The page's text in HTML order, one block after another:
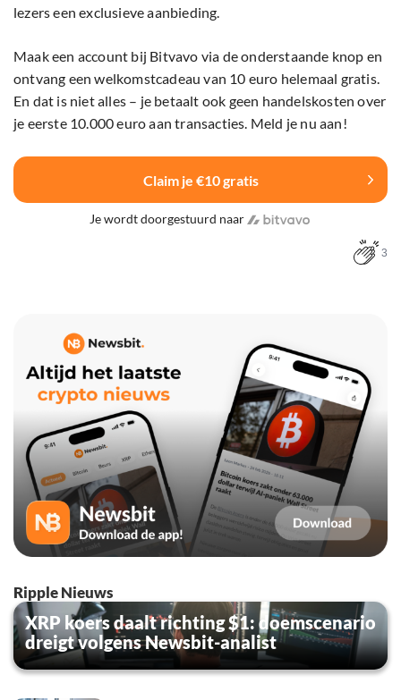
lezers een exclusieve aanbieding.
Maak een account bij Bitvavo via de onderstaande knop en
ontvang een welkomstcadeau van 10 euro helemaal gratis.
En dat is niet alles – je betaalt ook geen handelskosten over
je eerste 10.000 euro aan transacties. Meld je nu aan!
Claim je €10 gratis
Je wordt doorgestuurd naar
3
Ripple Nieuws
XRP koers daalt richting $1: doemscenario
dreigt volgens Newsbit-analist